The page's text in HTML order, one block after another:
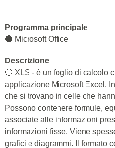
Programma principale
🔵 Microsoft Office
Descrizione
🔵 XLS - è un foglio di calcolo
applicazione Microsoft Excel.
che si trovano in celle che
Possono contenere formule,
associate alle informazioni
informazioni fisse. Viene
grafici e diagrammi. Il formato